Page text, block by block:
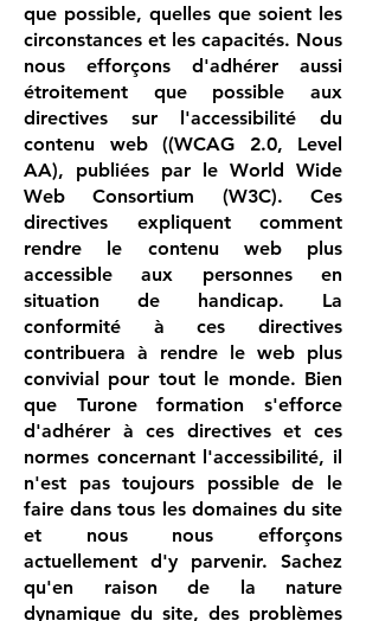
que possible, quelles que soient les
circonstances et les capacités. Nous
nous efforçons d'adhérer aussi
étroitement que possible aux
directives sur l'accessibilité du
contenu web ((WCAG 2.0, Level
AA), publiées par le World Wide
Web Consortium (W3C). Ces
directives expliquent comment
rendre le contenu web plus
accessible aux personnes en
situation de handicap. La
conformité à ces directives
contribuera à rendre le web plus
convivial pour tout le monde. Bien
que Turone formation s'efforce
d'adhérer à ces directives et ces
normes concernant l'accessibilité, il
n'est pas toujours possible de le
faire dans tous les domaines du site
et nous nous efforçons
actuellement d'y parvenir. Sachez
qu'en raison de la nature
dynamique du site, des problèmes